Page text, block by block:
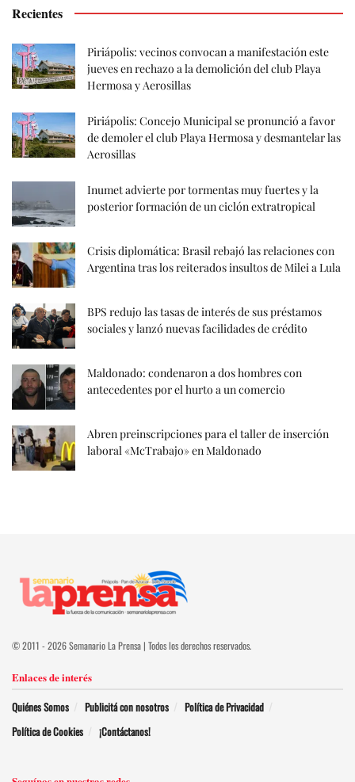
Recientes
Piriápolis: vecinos convocan a manifestación este
jueves en rechazo a la demolición del club Playa
Hermosa y Aerosillas
Piriápolis: Concejo Municipal se pronunció a favor
de demoler el club Playa Hermosa y desmantelar las
Aerosillas
Inumet advierte por tormentas muy fuertes y la
posterior formación de un ciclón extratropical
Crisis diplomática: Brasil rebajó las relaciones con
Argentina tras los reiterados insultos de Milei a Lula
BPS redujo las tasas de interés de sus préstamos
sociales y lanzó nuevas facilidades de crédito
Maldonado: condenaron a dos hombres con
antecedentes por el hurto a un comercio
Abren preinscripciones para el taller de inserción
laboral «McTrabajo» en Maldonado
© 2011 - 2026 Semanario La Prensa | Todos los derechos reservados.
Enlaces de interés
Quiénes Somos Publicitá con nosotros
Política de Privacidad
Política de Cookies
¡Contáctanos!